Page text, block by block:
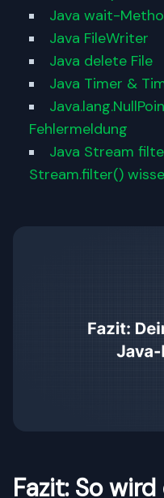
Java wait-
Java FileWriter
Java delete File
Java Timer &
Fehlermeldung
Java Stream
Stream.filter()
Fazit: So